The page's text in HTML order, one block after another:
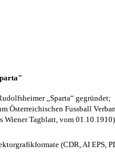
„Sparta“ gegründet;
Österreichischen Fussball
Wiener Tagblatt, vom 01.10.1910)
(CDR, AI EPS,